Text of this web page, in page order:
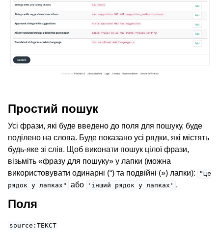
navigation of Підтримувані формати файлів
Простий пошук
Усі фрази, які буде введено до поля для пошуку, буде
поділено на слова. Буде показано усі рядки, які містять
будь-яке зі слів. Щоб виконати пошук цілої фрази,
візьміть «фразу для пошуку» у лапки (можна
використовувати одинарні (“) та подвійні (») лапки):
"це
рядок у лапках" або 'інший рядок у лапках' .
Поля
source:ТЕКСТ